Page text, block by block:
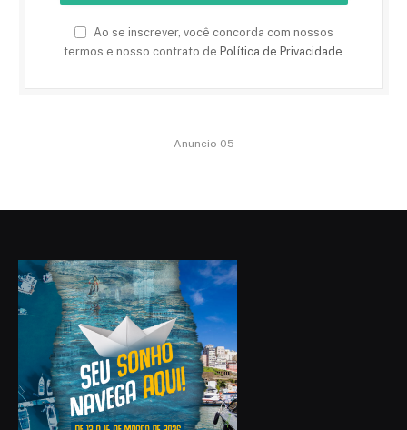
Ao se inscrever, você concorda com nossos
termos e nosso contrato de Política de Privacidade
Anuncio 05